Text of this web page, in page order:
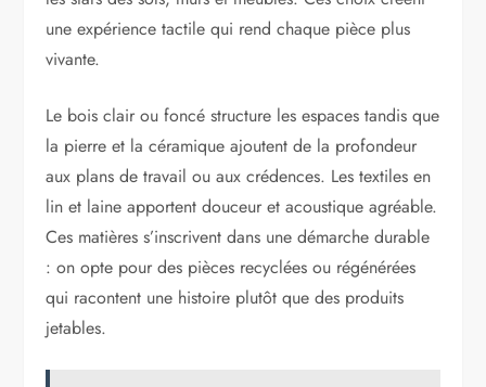
une expérience tactile qui rend chaque pièce plus
vivante.
Le bois clair ou foncé structure les espaces tandis que
la pierre et la céramique ajoutent de la profondeur
aux plans de travail ou aux crédences. Les textiles en
lin et laine apportent douceur et acoustique agréable.
Ces matières s’inscrivent dans une démarche durable
: on opte pour des pièces recyclées ou régénérées
qui racontent une histoire plutôt que des produits
jetables.